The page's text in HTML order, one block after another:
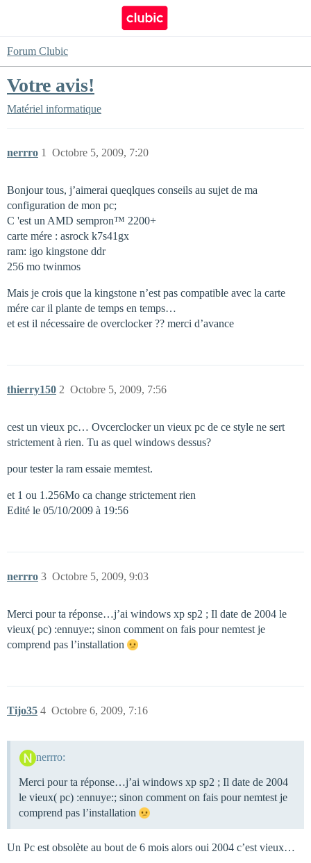
Forum Clubic
Votre avis!
Matériel informatique
nerrro Octobre 5, 2009, 7:20
1
Bonjour tous, j’aimerai queqlques conseils au sujet de ma
configuration de mon pc;
C 'est un AMD sempron™ 2200+
carte mére : asrock k7s41gx
ram: igo kingstone ddr
256 mo twinmos
Mais je crois que la kingstone n’est pas compatible avec la carte
mére car il plante de temps en temps…
et est il nécessaire de overclocker ?? merci d’avance
thierry150 Octobre 5, 2009, 7:56
2
cest un vieux pc… Ovcerclocker un vieux pc de ce style ne sert
strictement à rien. Tu as quel windows dessus?
pour tester la ram essaie memtest.
et 1 ou 1.256Mo ca change strictement rien
Edité le 05/10/2009 à 19:56
nerrro Octobre 5, 2009, 9:03
3
Merci pour ta réponse…j’ai windows xp sp2 ; Il date de 2004 le
vieux( pc) :ennuye:; sinon comment on fais pour nemtest je
comprend pas l’installation
Tijo35 Octobre 6, 2009, 7:16
4
nerrro:
Merci pour ta réponse…j’ai windows xp sp2 ; Il date de 2004
le vieux( pc) :ennuye:; sinon comment on fais pour nemtest je
comprend pas l’installation
Un Pc est obsolète au bout de 6 mois alors oui 2004 c’est vieux…